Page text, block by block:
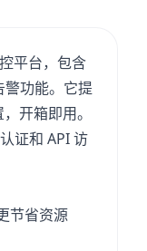
平台，包含
功能。它提
开箱即用。
证和 API 访
节省资源